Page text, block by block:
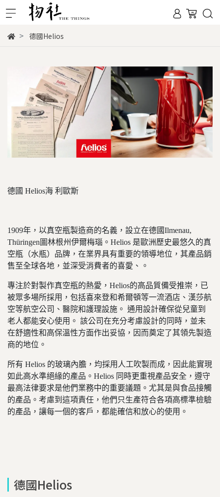
德國Helios
德國 Helios海 利歐斯
1909年，以真空瓶製造商的名義，設立在德國Ilmenau,
Thüringen圖林根州伊爾梅瑙。Helios 是歐洲歷史最悠久的真
空瓶（水瓶）品牌，在業界具有重要的領導地位，其產品銷
售至全球各地，並深受消費者的喜愛、。
專注於對製作真空瓶的熱愛，Helios的高品質備受推崇，已
被眾多場所採用，包括喜來登和希爾頓等一流酒店、漢莎航
空等航空公司、醫院和護理設施。 通用設計確保從兒童到
老人都能安心使用。 該公司在充分考慮設計的同時，並未
在舒適性和高保溫性方面作出妥協，因而奠定了其領先製造
商的地位。
所有 Helios 的玻璃內膽，均採用人工吹製而成，因此能實現
如此高水準絕緣的產品。 Helios 同時更重視產品安全，遵守
最高法律要求是他們業務中的重要議題。尤其是與食品接觸
的產品。考慮到這項責任，他們只生產符合各項高標準檢驗
的產品，讓每一個的客戶，都能確信和放心的使用。
德國Helios